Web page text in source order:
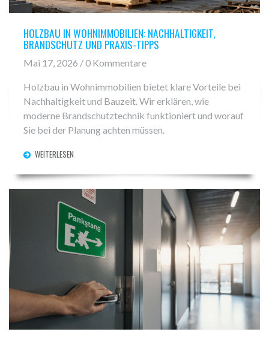
HOLZBAU IN WOHNIMMOBILIEN: NACHHALTIGKEIT,
BRANDSCHUTZ UND PRAXIS-TIPPS
Mai 17, 2026 / 0 Kommentare
Holzbau in Wohnimmobilien bietet klare Vorteile bei
Nachhaltigkeit und Bauzeit. Wir erklären, wie
moderne Brandschutztechnik funktioniert und worauf
Sie bei der Planung achten müssen.
WEITERLESEN